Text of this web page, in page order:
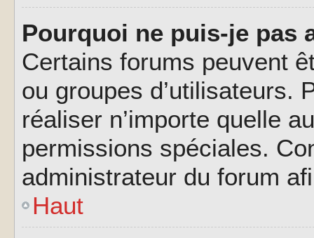
Pourquoi ne puis-je pas
Certains forums peuvent
ou groupes d’utilisateurs.
réaliser n’importe quelle
permissions spéciales.
administrateur du forum
Haut